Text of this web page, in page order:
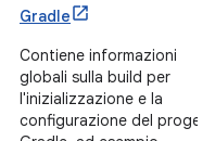
Gradle
Contiene informazioni
globali sulla build per
l'inizializzazione e la
configurazione del